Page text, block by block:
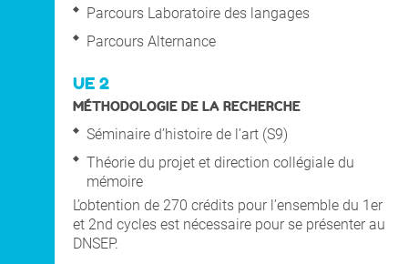
Parcours Laboratoire des langages
Parcours Alternance
UE 2
MÉTHODOLOGIE DE LA RECHERCHE
Séminaire d’histoire de l’art (S9)
Théorie du projet et direction collégiale du
mémoire
L’obtention de 270 crédits pour l’ensemble du 1er
et 2nd cycles est nécessaire pour se présenter au
DNSEP.